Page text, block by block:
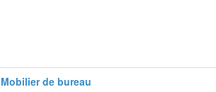
Mobilier de bureau